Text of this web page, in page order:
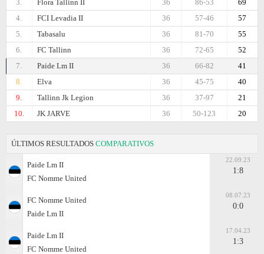
3.
Flora Tallinn II 69
86-53
36
4.
FCI Levadia II 57
57-46
36
5.
Tabasalu 55
81-70
36
6.
FC Tallinn 52
72-65
36
7.
Paide Lm II 41
66-82
36
8.
Elva 40
45-75
36
9.
Tallinn Jk Legion 21
37-97
36
10.
JK JARVE 20
50-123
36
ÚLTIMOS RESULTADOS COMPARATIVOS
Paide Lm II
FC Nomme United
22.09.23
1:8
FC Nomme United
Paide Lm II
08.07.23
0:0
Paide Lm II
FC Nomme United
17.04.23
1:3